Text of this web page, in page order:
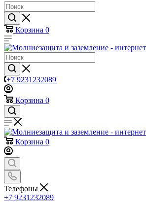
Корзина 0
+7 9231232089
Корзина 0
Корзина 0
Телефоны
+7 9231232089